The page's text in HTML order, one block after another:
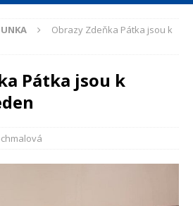
Obrazy Zdeňka Pátka jsou k
Pátka jsou k